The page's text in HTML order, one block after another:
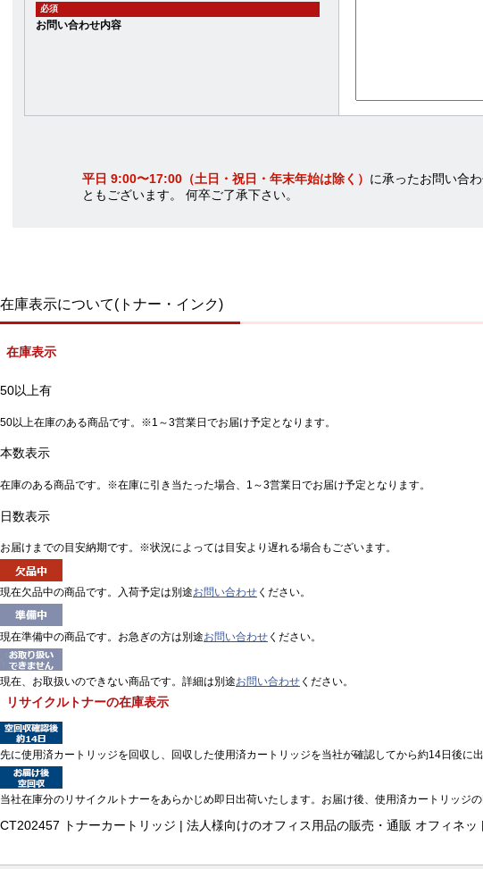
必須
お問い合わせ内容
平日 9:00〜17:00（土日・祝日・年末年始は除く） に承ったお問い合
ともございます。 何卒ご了承下さい。
在庫表示について(トナー・インク)
在庫表示
50以上有
50以上在庫のある商品です。※1～3営業日でお届け予定となります。
本数表示
在庫のある商品です。※在庫に引き当たった場合、1～3営業日でお届け予定となります。
日数表示
お届けまでの目安納期です。※状況によっては目安より遅れる場合もございます。
現在欠品中の商品です。入荷予定は別途お問い合わせ ください。
現在準備中の商品です。お急ぎの方は別途お問い合わせ ください。
現在、お取扱いのできない商品です。詳細は別途お問い合わせ ください。
リサイクルトナーの在庫表示
先に使用済カートリッジを回収し、回収した使用済カートリッジを当社が確認してから約14日後に出
当社在庫分のリサイクルトナーをあらかじめ即日出荷いたします。お届け後、使用済カートリッジ
CT202457 トナーカートリッジ | 法人様向けのオフィス用品の販売・通販 オフィネ